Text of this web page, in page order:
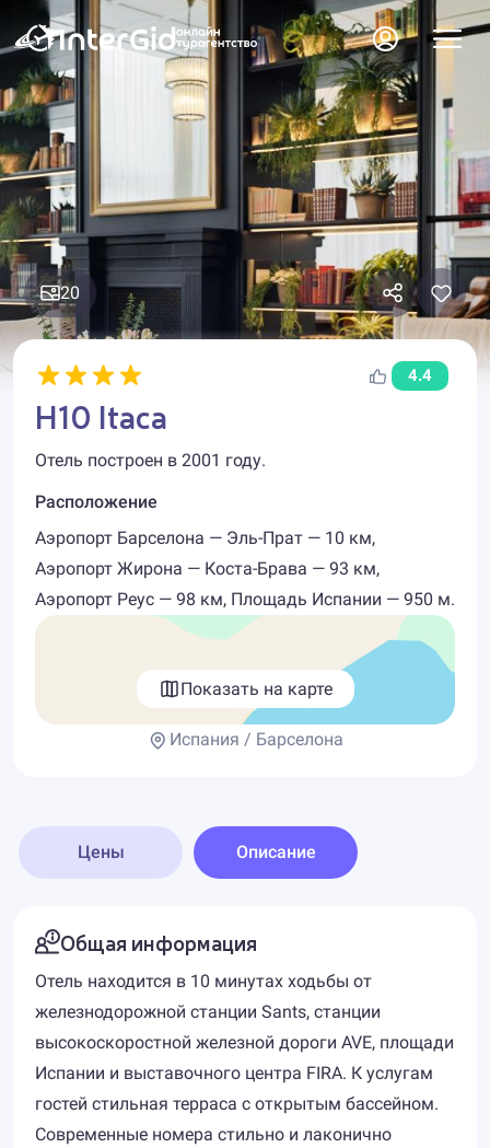
20
4.4
H10 Itaca
Отель построен в 2001 году.
Расположение
Аэропорт Барселона — Эль-Прат — 10 км,
Аэропорт Жирона — Коста-Брава — 93 км,
Аэропорт Реус — 98 км, Площадь Испании — 950 м.
Показать на карте
Испания / Барселона
Цены Описание
Общая информация
Отель находится в 10 минутах ходьбы от
железнодорожной станции Sants, станции
высокоскоростной железной дороги AVE, площади
Испании и выставочного центра FIRA. К услугам
гостей стильная терраса с открытым бассейном.
Современные номера стильно и лаконично